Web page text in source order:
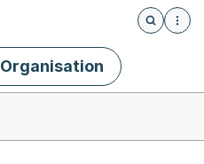
Öffnet
Organisation